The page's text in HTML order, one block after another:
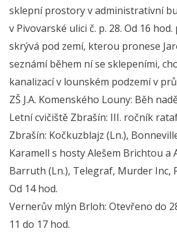
sklepní prostory v administrativní
v Pivovarské ulici č. p. 28. Od 16
skrývá pod zemí, kterou pronese
seznámí během ní se sklepeními,
kanalizací v lounském podzemí v
ZŠ J.A. Komenského Louny: Běh
Letní cvičiště Zbrašín: III. ročník
Zbrašín: Kočkuzblajz (Ln.),
Karamell s hosty Alešem Brichtou a
Barruth (Ln.), Telegraf, Murder Inc,
Od 14 hod.
Vernerův mlýn Brloh: Otevřeno do
11 do 17 hod.